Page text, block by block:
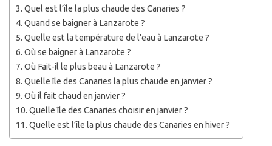
Quel est l’île la plus chaude des Canaries ?
Quand se baigner à Lanzarote ?
Quelle est la température de l’eau à Lanzarote ?
Où se baigner à Lanzarote ?
Où Fait-il le plus beau à Lanzarote ?
Quelle île des Canaries la plus chaude en janvier ?
Où il fait chaud en janvier ?
Quelle île des Canaries choisir en janvier ?
Quelle est l’île la plus chaude des Canaries en hiver ?